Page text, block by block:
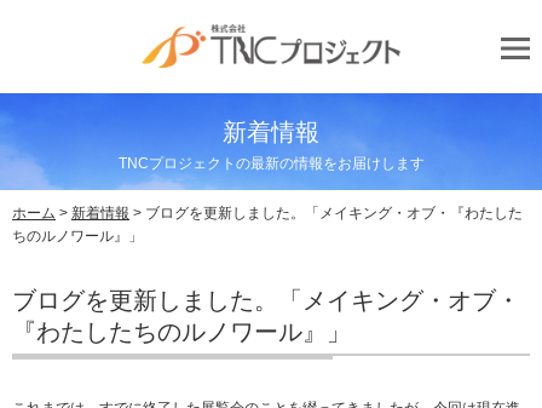
新着情報
TNCプロジェクトの最新の情報をお届けします
ホーム > 新着情報 > ブログを更新しました。「メイキング・オブ・『わたした
ちのルノワール』」
ブログを更新しました。「メイキング・オブ・
『わたしたちのルノワール』」